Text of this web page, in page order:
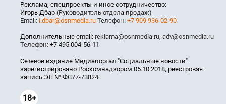
Реклама, спецпроекты и иное сотрудничество:
Игорь Дбар (Руководитель отдела продаж)
Email: i.dbar@osnmedia.ru Телефон: +7 909 936-02-90
Дополнительные email: reklama@osnmedia.ru, adv@osnmedia.ru
Телефон: +7 495 004-56-11
Сетевое издание Медиапортал "Социальные новости"
зарегистрировано Роскомнадзором 05.10.2018, реестровая
запись ЭЛ № ФС77-73824.
18+